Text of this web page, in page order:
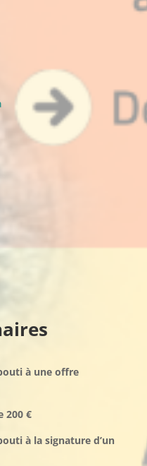
à une offre
€
à la signature d’un